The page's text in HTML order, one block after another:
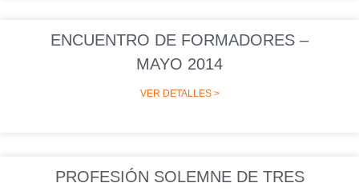
ENCUENTRO DE FORMADORES –
MAYO 2014
VER DETALLES >
PROFESIÓN SOLEMNE DE TRES